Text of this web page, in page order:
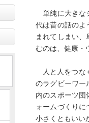
単純に大きな
代は昔の話のよ
まれてしまい
むのは、健康・
人と人をつな
のラグビーワー
内のスポーツ団
ォームづくりに
小さくともいい